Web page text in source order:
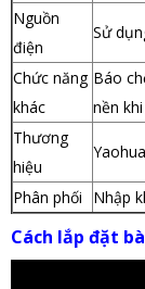
Nguồn
điện
Sử
Chức năng
khác
Báo
nền
Thương
hiệu
Phân phối Nhập
Cách lắp đặt